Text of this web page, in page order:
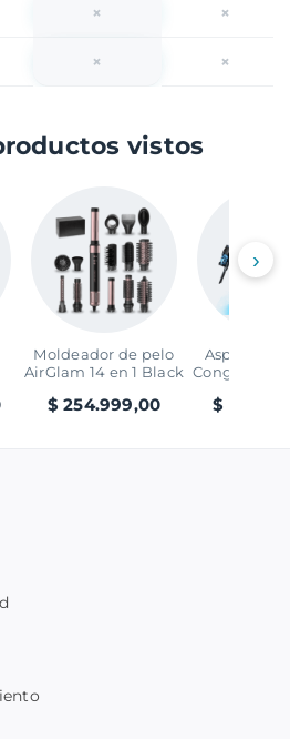
× ×
× ×
vistos
Moldeador de pelo
AirGlam 14 en 1 Black
$ 254.999,00
Aspirador
Conga
$
›